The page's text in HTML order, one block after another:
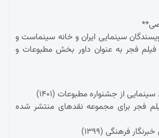
سینمایی ایران و خانه سینماست و
فیلم فجر به عنوان داور بخش مطبوعات و
از جشنواره مطبوعات (۱۴۰۱)
فجر برای مجموعه نقدهای منتشر شده
فرهنگی (۱۳۹۹)